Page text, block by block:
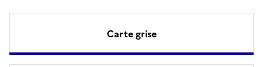
Carte grise